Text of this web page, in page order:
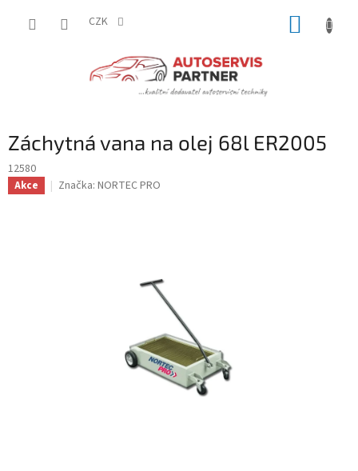
CZK
Záchytná vana na olej 68l ER2005
12580
Akce Značka: NORTEC PRO